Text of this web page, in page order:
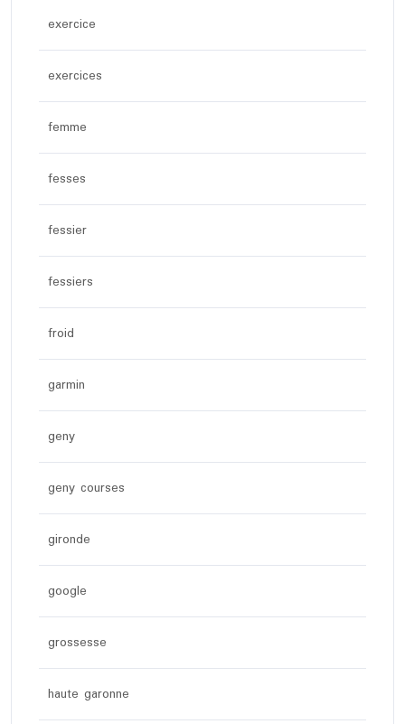
exercice
exercices
femme
fesses
fessier
fessiers
froid
garmin
geny
geny courses
gironde
google
grossesse
haute garonne